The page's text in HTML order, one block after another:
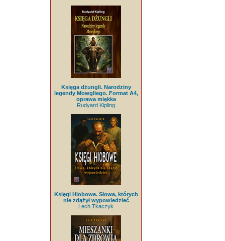
Księga dżungli. Narodziny
legendy Mowgliego. Format A4,
oprawa miękka
Rudyard Kipling
Księgi Hiobowe. Słowa, których
nie zdążył wypowiedzieć
Lech Tkaczyk